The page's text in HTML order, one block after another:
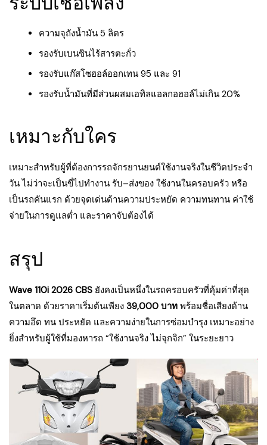
ความจุถังน้ำมัน 5 ลิตร
รองรับเบนซินไร้สารตะกั่ว
รองรับแก๊สโซฮอล์ออกเทน 95 และ 91
รองรับน้ำมันที่มีส่วนผสมเอทิลแอลกอฮอล์ไม่เกิน 20%
เหมาะกับใคร
เหมาะสำหรับผู้ที่ต้องการรถจักรยานยนต์ใช้งานจริงในชีวิตประจำ
วัน ไม่ว่าจะเป็นขี่ไปทำงาน รับ–ส่งของ ใช้งานในครอบครัว หรือ
เป็นรถคันแรก ด้วยจุดเด่นด้านความประหยัด ความทนทาน ค่าใช้
จ่ายในการดูแลต่ำ และราคาจับต้องได้
สรุป
Wave 110i 2026 CBS ยังคงเป็นหนึ่งในรถครอบครัวที่คุ้มค่าที่สุด
ในตลาด ด้วยราคาเริ่มต้นเพียง 39,000 บาท พร้อมชื่อเสียงด้าน
ความอึด ทน ประหยัด และความง่ายในการซ่อมบำรุง เหมาะอย่าง
ยิ่งสำหรับผู้ใช้ที่มองหารถ “ใช้งานจริง ไม่จุกจิก” ในระยะยาว